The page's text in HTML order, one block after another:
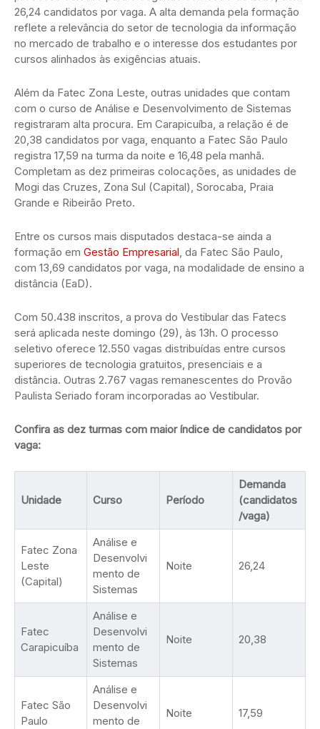
26,24 candidatos por vaga. A alta demanda pela formação
reflete a relevância do setor de tecnologia da informação
no mercado de trabalho e o interesse dos estudantes por
cursos alinhados às exigências atuais.
Além da Fatec Zona Leste, outras unidades que contam
com o curso de Análise e Desenvolvimento de Sistemas
registraram alta procura. Em Carapicuíba, a relação é de
20,38 candidatos por vaga, enquanto a Fatec São Paulo
registra 17,59 na turma da noite e 16,48 pela manhã.
Completam as dez primeiras colocações, as unidades de
Mogi das Cruzes, Zona Sul (Capital), Sorocaba, Praia
Grande e Ribeirão Preto.
Entre os cursos mais disputados destaca-se ainda a
formação em Gestão Empresarial, da Fatec São Paulo,
com 13,69 candidatos por vaga, na modalidade de ensino a
distância (EaD).
Com 50.438 inscritos, a prova do Vestibular das Fatecs
será aplicada neste domingo (29), às 13h. O processo
seletivo oferece 12.550 vagas distribuídas entre cursos
superiores de tecnologia gratuitos, presenciais e a
distância. Outras 2.767 vagas remanescentes do Provão
Paulista Seriado foram incorporadas ao Vestibular.
Confira as dez turmas com maior índice de candidatos por
vaga:
Unidade Curso Período
Demanda
(candidatos
/vaga)
Fatec Zona
Leste
(Capital)
Análise e
Desenvolvi
mento de
Sistemas
Noite 26,24
Fatec
Carapicuíba
Análise e
Desenvolvi
mento de
Sistemas
Noite 20,38
Fatec São
Paulo
Análise e
Desenvolvi
mento de
Noite 17,59